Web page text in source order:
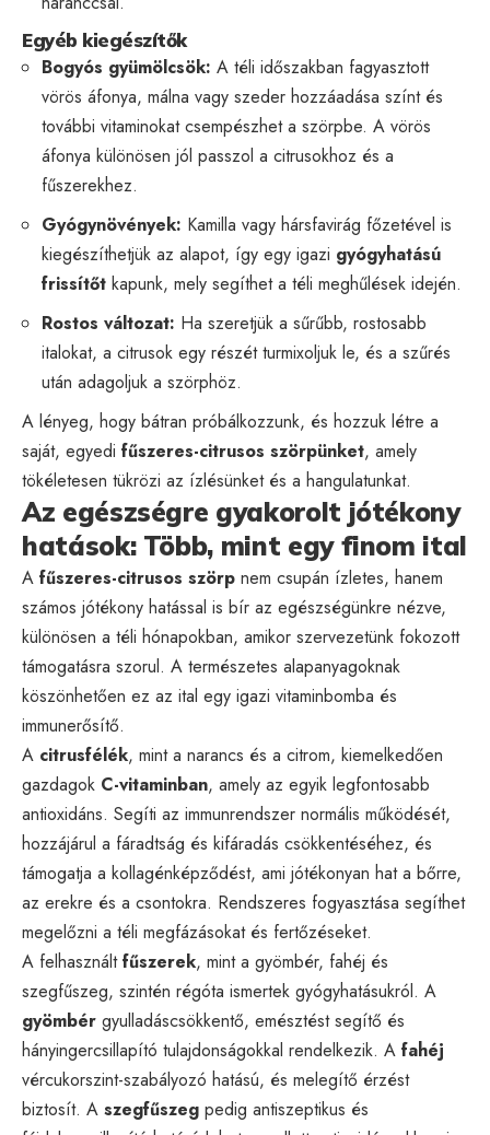
Egyéb kiegészítők
Bogyós gyümölcsök: A téli időszakban fagyasztott
vörös áfonya, málna vagy szeder hozzáadása színt és
további vitaminokat csempészhet a szörpbe. A vörös
áfonya különösen jól passzol a citrusokhoz és a
fűszerekhez.
Gyógynövények: Kamilla vagy hársfavirág főzetével is
kiegészíthetjük az alapot, így egy igazi gyógyhatású
frissítőt kapunk, mely segíthet a téli meghűlések idején.
Rostos változat: Ha szeretjük a sűrűbb, rostosabb
italokat, a citrusok egy részét turmixoljuk le, és a szűrés
után adagoljuk a szörphöz.
A lényeg, hogy bátran próbálkozzunk, és hozzuk létre a
saját, egyedi fűszeres-citrusos szörpünket, amely
tökéletesen tükrözi az ízlésünket és a hangulatunkat.
Az egészségre gyakorolt jótékony
hatások: Több, mint egy finom ital
A fűszeres-citrusos szörp nem csupán ízletes, hanem
számos jótékony hatással is bír az egészségünkre nézve,
különösen a téli hónapokban, amikor szervezetünk fokozott
támogatásra szorul. A természetes alapanyagoknak
köszönhetően ez az ital egy igazi vitaminbomba és
immunerősítő.
A citrusfélék, mint a narancs és a citrom, kiemelkedően
gazdagok C-vitaminban, amely az egyik legfontosabb
antioxidáns. Segíti az immunrendszer normális működését,
hozzájárul a fáradtság és kifáradás csökkentéséhez, és
támogatja a kollagénképződést, ami jótékonyan hat a bőrre,
az erekre és a csontokra. Rendszeres fogyasztása segíthet
megelőzni a téli megfázásokat és fertőzéseket.
A felhasználtfűszerek, mint a gyömbér, fahéj és
szegfűszeg, szintén régóta ismertek gyógyhatásukról. A
gyömbér gyulladáscsökkentő, emésztést segítő és
hányingercsillapító tulajdonságokkal rendelkezik. A fahéj
vércukorszint-szabályozó hatású, és melegítő érzést
biztosít. A szegfűszeg pedig antiszeptikus és